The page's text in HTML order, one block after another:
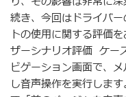
続き、今回はドライバ
トの使用に関する評価
ザーシナリオ評価 ケ
ビゲーション画面で、
し音声操作を実行しま